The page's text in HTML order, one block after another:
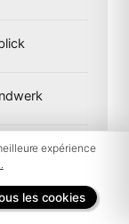
kaufenexpérience
les cookies